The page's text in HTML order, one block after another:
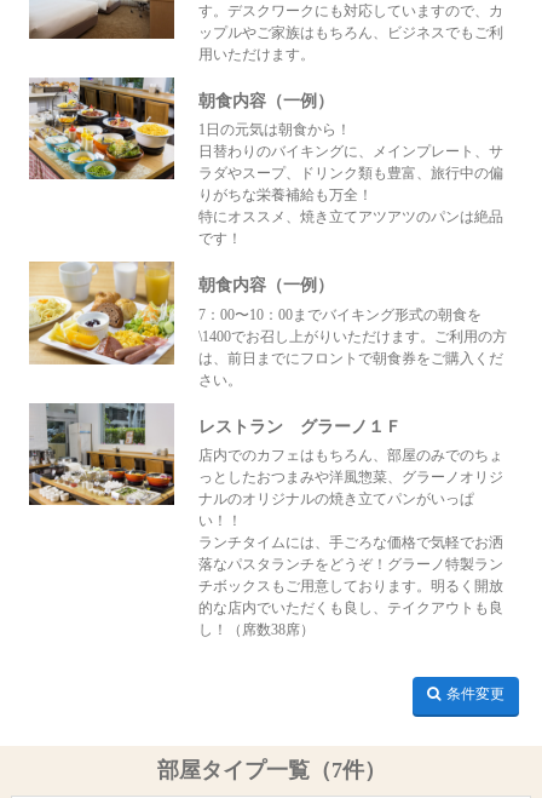
す。デスクワークにも対応していますので、カ
ップルやご家族はもちろん、ビジネスでもご利
用いただけます。
朝食内容（一例）
1日の元気は朝食から！
日替わりのバイキングに、メインプレート、サ
ラダやスープ、ドリンク類も豊富、旅行中の偏
りがちな栄養補給も万全！
特にオススメ、焼き立てアツアツのパンは絶品
です！
朝食内容（一例）
7：00〜10：00までバイキング形式の朝食を
\1400でお召し上がりいただけます。ご利用の方
は、前日までにフロントで朝食券をご購入くだ
さい。
レストラン グラーノ１Ｆ
店内でのカフェはもちろん、部屋のみでのちょ
っとしたおつまみや洋風惣菜、グラーノオリジ
ナルのオリジナルの焼き立てパンがいっぱ
い！！
ランチタイムには、手ごろな価格で気軽でお洒
落なパスタランチをどうぞ！グラーノ特製ラン
チボックスもご用意しております。明るく開放
的な店内でいただくも良し、テイクアウトも良
し！（席数38席）
条件変更
部屋タイプ一覧（7件）